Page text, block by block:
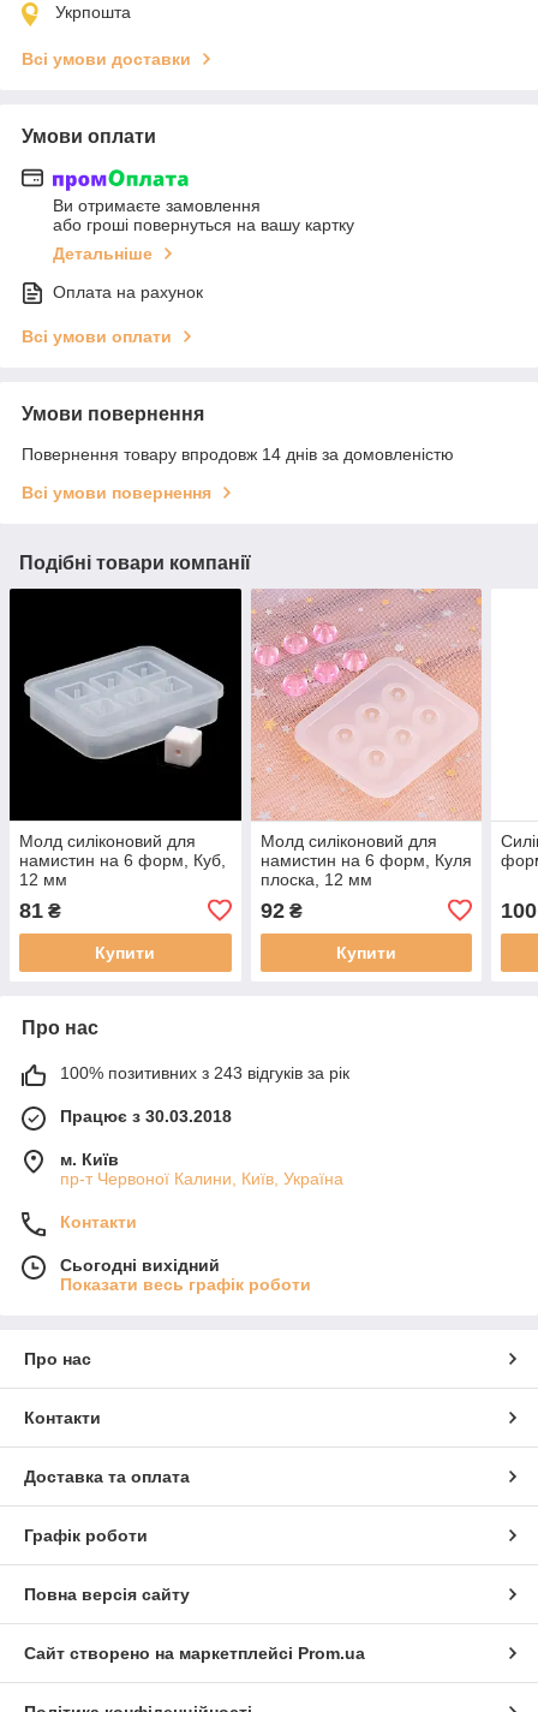
Укрпошта
Всі умови доставки
Умови оплати
Ви отримаєте замовлення
або гроші повернуться на вашу картку
Детальніше
Оплата на рахунок
Всі умови оплати
Умови повернення
Повернення товару впродовж 14 днів за домовленістю
Всі умови повернення
Подібні товари компанії
Молд силіконовий для
намистин на 6 форм, Куб,
12 мм
81 ₴
Купити
Молд силіконовий для
намистин на 6 форм, Куля
плоска, 12 мм
92₴
Купити
100
Про нас
100% позитивних з 243 відгуків за рік
Працює з 30.03.2018
м. Київ
пр-т Червоної Калини, Київ, Україна
Контакти
Сьогодні вихідний
Показати весь графік роботи
Про нас
Контакти
Доставка та оплата
Графік роботи
Повна версія сайту
Сайт створено на маркетплейсі Prom.ua